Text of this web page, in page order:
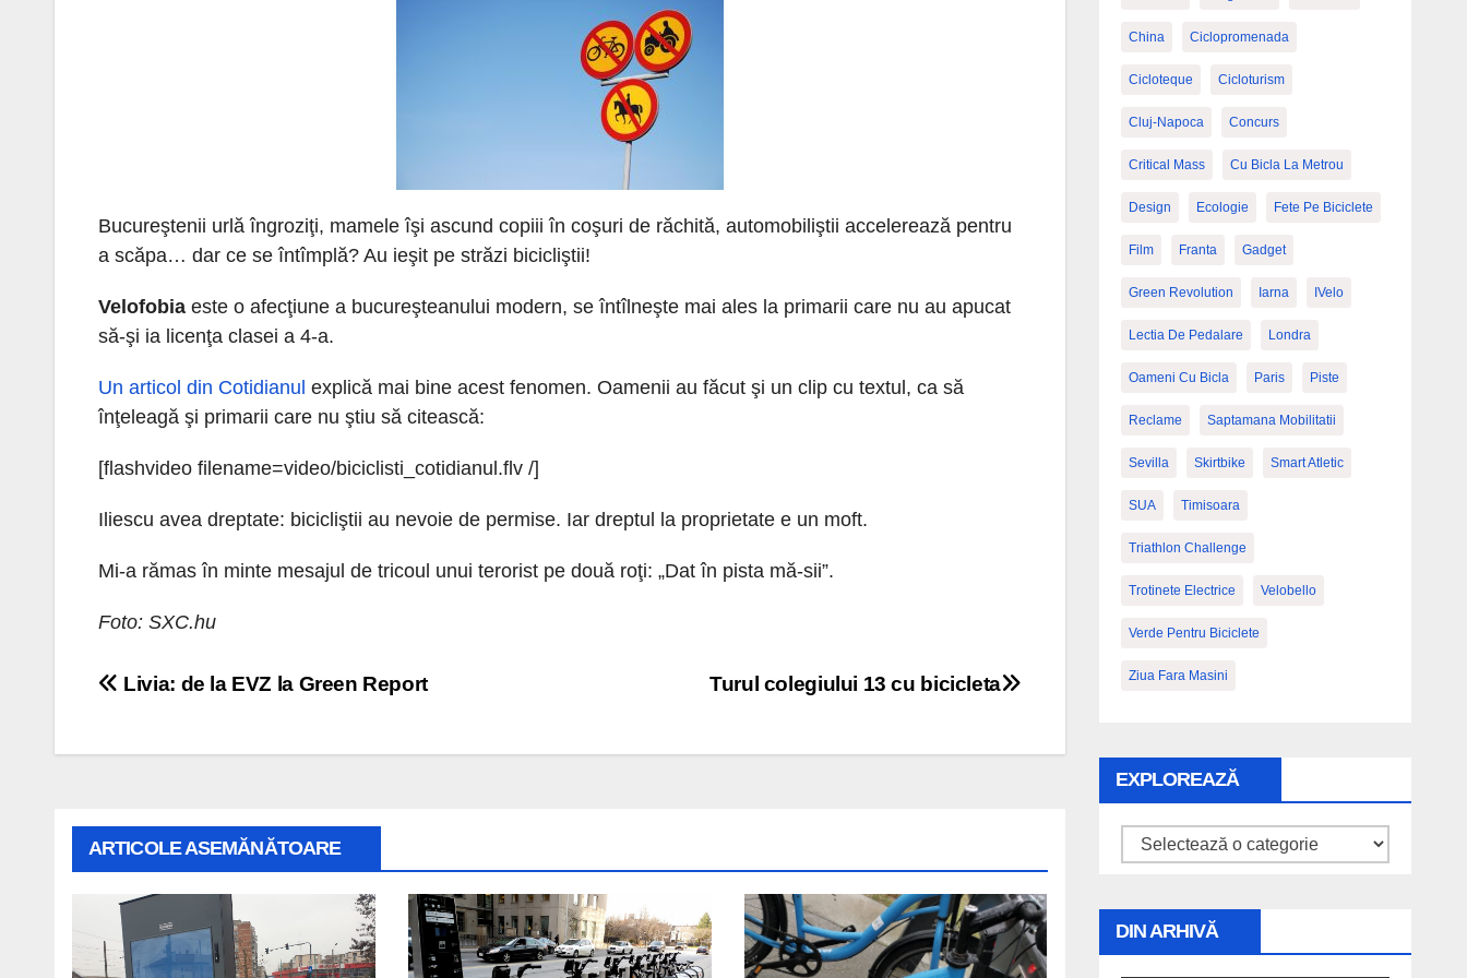
Bucureştenii urlă îngroziţi, mamele îşi ascund copiii în coşuri de răchită, automobiliştii accelerează pentru
a scăpa… dar ce se întîmplă? Au ieşit pe străzi bicicliştii!
Velofobia este o afecţiune a bucureşteanului modern, se întîlneşte mai ales la primarii care nu au apucat
să-şi ia licenţa clasei a 4-a.
Un articol din Cotidianul explică mai bine acest fenomen. Oamenii au făcut şi un clip cu textul, ca să
înţeleagă şi primarii care nu ştiu să citească:
[flashvideo filename=video/biciclisti_cotidianul.flv /]
Iliescu avea dreptate: bicicliştii au nevoie de permise. Iar dreptul la proprietate e un moft.
Mi-a rămas în minte mesajul de tricoul unui terorist pe două roţi: „Dat în pista mă-sii”.
Foto: SXC.hu
Navigare
Turul colegiului 13 cu bicicleta
Livia: de la EVZ la Green Report
ARTICOLE ASEMĂNĂTOARE
China Ciclopromenada
Cicloteque Cicloturism
Cluj-Napoca Concurs
Critical Mass Cu Bicla La Metrou
Design Ecologie Fete Pe Biciclete
Film Franta Gadget
Green Revolution Iarna IVelo
Lectia De Pedalare Londra
Oameni Cu Bicla Paris Piste
Reclame Saptamana Mobilitatii
Sevilla Skirtbike Smart Atletic
SUA Timisoara
Triathlon Challenge
Trotinete Electrice Velobello
Verde Pentru Biciclete
Ziua Fara Masini
EXPLOREAZĂ
Explorează
DIN ARHIVĂ